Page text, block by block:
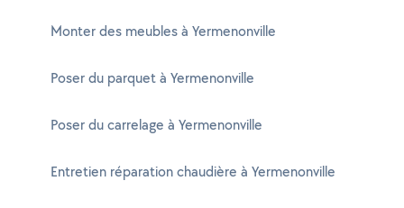
Monter des meubles à Yermenonville
Poser du parquet à Yermenonville
Poser du carrelage à Yermenonville
Entretien réparation chaudière à Yermenonville